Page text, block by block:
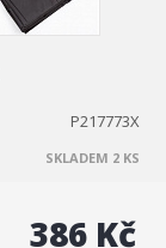
P217773X
SKLADEM 2 KS
386 Kč